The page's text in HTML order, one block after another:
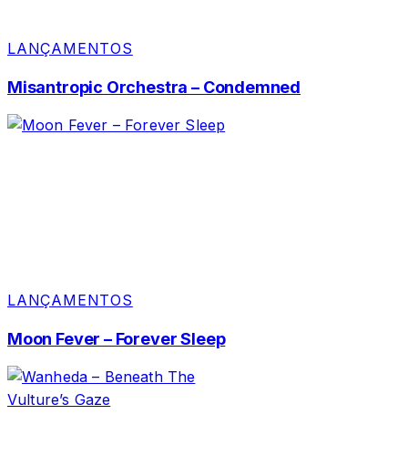
LANÇAMENTOS
Misantropic Orchestra – Condemned
LANÇAMENTOS
Moon Fever – Forever Sleep